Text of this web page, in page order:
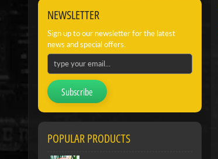
NEWSLETTER
Sign up to our newsletter for the latest
news and special offers.
Subscribe
POPULAR PRODUCTS